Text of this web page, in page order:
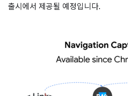
출시에서 제공될 예정입니다.